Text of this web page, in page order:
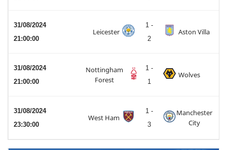
31/08/2024
21:00:00
Leicester
1 -
2
Aston Villa
31/08/2024
21:00:00
Nottingham
Forest
1 -
1
Wolves
31/08/2024
23:30:00
West Ham
1 -
3
Manchester
City